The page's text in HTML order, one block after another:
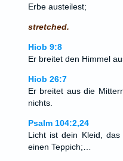
Erbe austeilest;
stretched.
Hiob 9:8
Er breitet den Himmel
Hiob 26:7
Er breitet aus die
nichts.
Psalm 104:2,24
Licht ist dein Kleid,
einen Teppich;…